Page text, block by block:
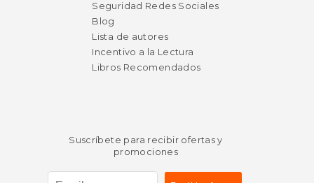
Seguridad Redes Sociales
Blog
Lista de autores
Incentivo a la Lectura
Libros Recomendados
Suscríbete para recibir ofertas y
promociones